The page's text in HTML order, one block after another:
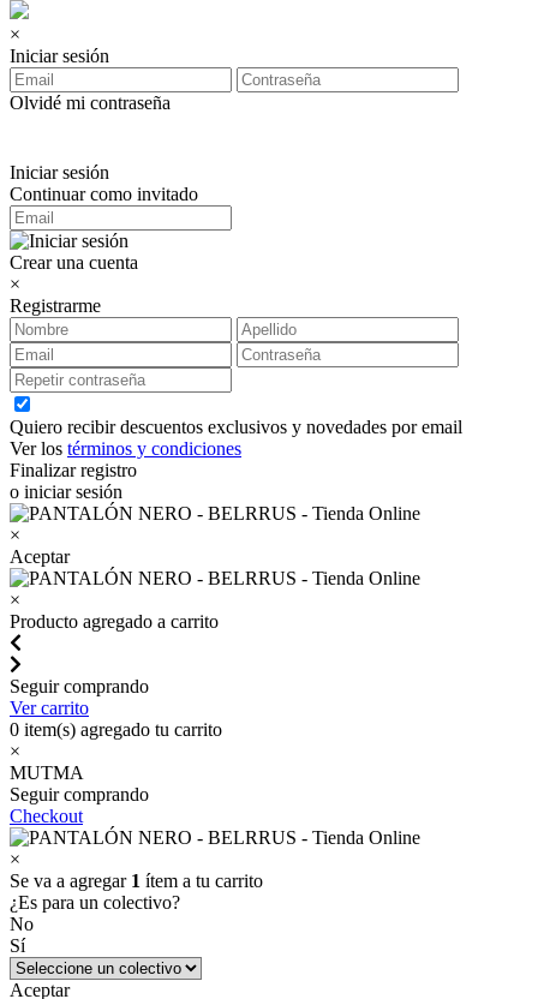
×
Iniciar sesión
Olvidé mi contraseña
Iniciar sesión
Continuar como invitado
Crear una cuenta
×
Registrarme
Quiero recibir descuentos exclusivos y novedades por email
Ver los términos y condiciones
Finalizar registro
o iniciar sesión
×
Aceptar
×
Producto agregado a carrito
Seguir comprando
Ver carrito
0 item(s) agregado tu carrito
×
MUTMA
Seguir comprando
Checkout
×
Se va a agregar 1 ítem a tu carrito
¿Es para un colectivo?
No
Sí
Aceptar